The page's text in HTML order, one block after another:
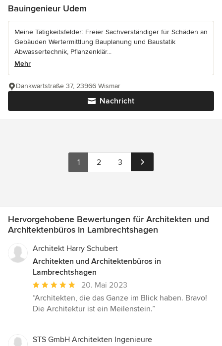
Bauingenieur Udem
Meine Tätigkeitsfelder: Freier Sachverständiger für Schäden an
Gebäuden Wertermittlung Bauplanung und Baustatik
Abwassertechnik, Pflanzenklär...
Mehr
Nachricht
Dankwartstraße 37, 23966 Wismar
1 2 3
Hervorgehobene Bewertungen für Architekten und
Architektenbüros in Lambrechtshagen
Architekt Harry Schubert
Architekten und Architektenbüros in
Lambrechtshagen
Durchschnittliche
Bewertung:
5
Sternen
20. Mai 2023
“Architekten, die das Ganze im Blick haben. Bravo!
Die Architektur ist ein Meilenstein.”
STS GmbH Architekten Ingenieure